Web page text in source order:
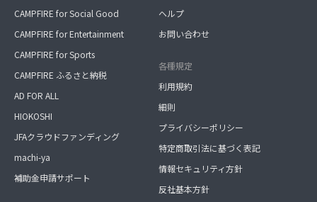
CAMPFIRE for Social Good
CAMPFIRE for Entertainment
CAMPFIRE for Sports
CAMPFIRE ふるさと納税
AD FOR ALL
HIOKOSHI
JFAクラウドファンディング
machi-ya
補助金申請サポート
ヘルプ
お問い合わせ
各種規定
利用規約
細則
プライバシーポリシー
特定商取引法に基づく表記
情報セキュリティ方針
反社基本方針